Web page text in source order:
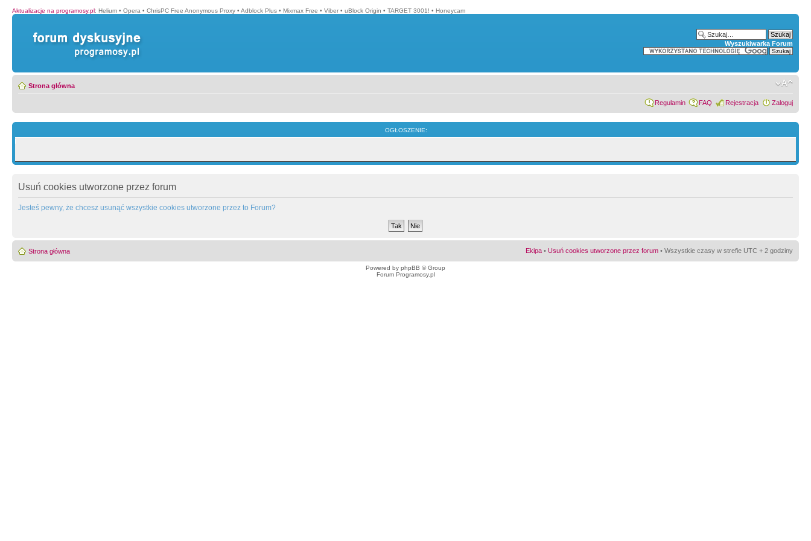
Aktualizacje na programosy.pl: Helium • Opera • ChrisPC Free Anonymous Proxy • Adblock Plus • Mixmax Free • Viber • uBlock Origin • TARGET 3001! • Honeycam
Wyszukiwarka Forum
Strona główna
Regulamin FAQ Rejestracja Zaloguj
OGŁOSZENIE:
Usuń cookies utworzone przez forum
Jesteś pewny, że chcesz usunąć wszystkie cookies utworzone przez to Forum?
Strona główna Ekipa • Usuń cookies utworzone przez forum • Wszystkie czasy w strefie UTC + 2 godziny
Powered by phpBB © Group
Forum Programosy.pl